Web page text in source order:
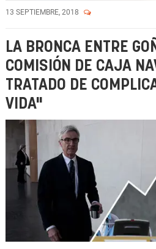
13 SEPTIEMBRE, 2018
LA BRONCA ENTRE
COMISIÓN DE CAJA
TRATADO DE
VIDA"